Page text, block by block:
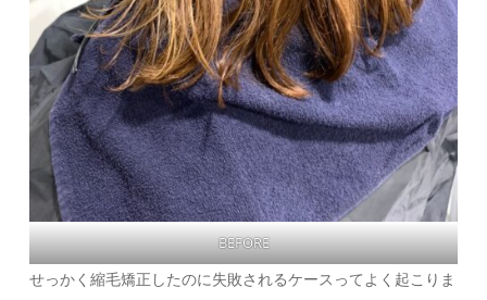
BEFORE
せっかく縮毛矯正したのに失敗されるケースってよく起こりま